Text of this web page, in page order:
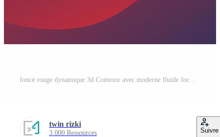
twin rizki
3 000 Ressources Suivre